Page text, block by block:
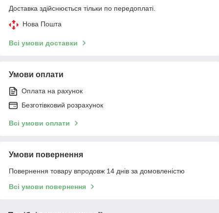
Доставка здійснюється тільки по передоплаті.
Нова Пошта
Всі умови доставки
Умови оплати
Оплата на рахунок
Безготівковий розрахунок
Всі умови оплати
Умови повернення
Повернення товару впродовж 14 днів за домовленістю
Всі умови повернення